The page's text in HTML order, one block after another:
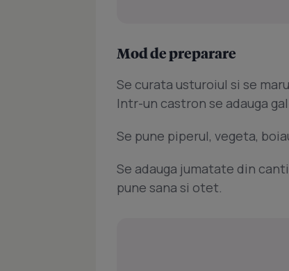
Mod de preparare
Se curata usturoiul si se
Intr-un castron se adauga
Se pune piperul, vegeta,
Se adauga jumatate din
pune sana si otet.